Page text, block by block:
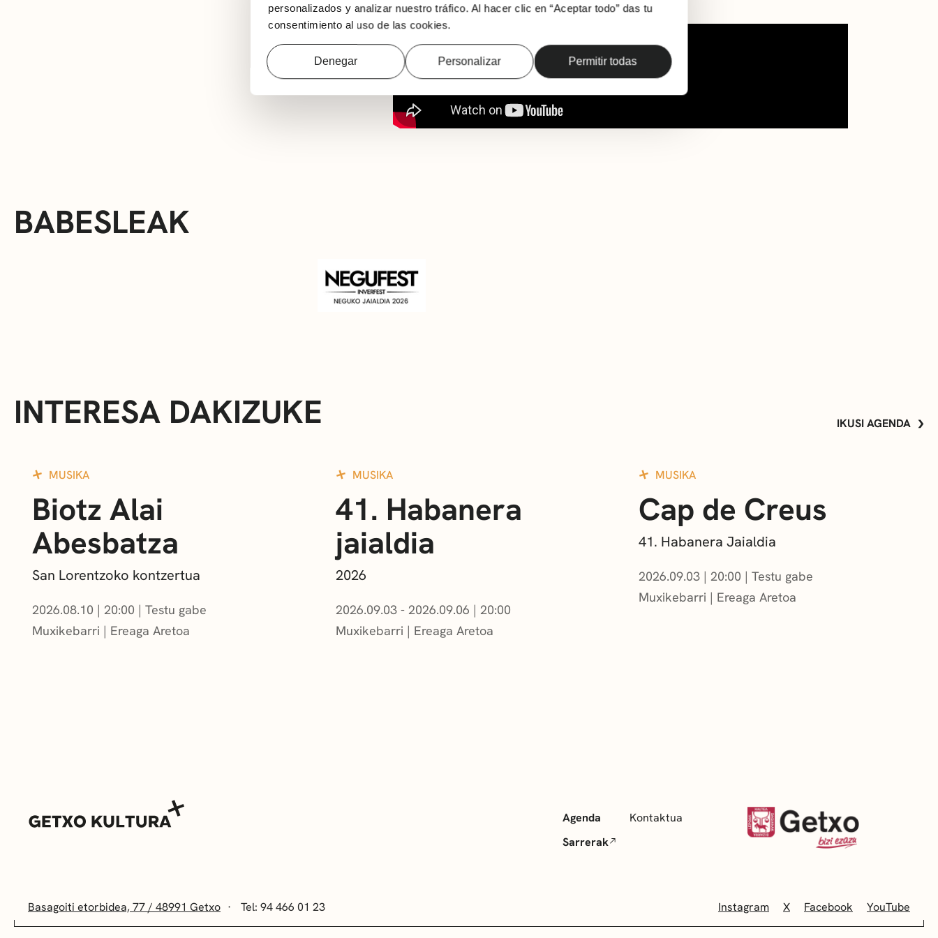
personalizados y analizar nuestro tráfico. Al hacer clic en “Aceptar todo” das tu
consentimiento al uso de las cookies.
Denegar Personalizar Permitir todas
BABESLEAK
INTERESA DAKIZUKE IKUSI AGENDA
MUSIKA
Biotz Alai
Abesbatza
San Lorentzoko kontzertua
2026.08.10 | 20:00
Testu gabe
Muxikebarri | Ereaga Aretoa
MUSIKA
41. Habanera
jaialdia
2026
2026.09.03 - 2026.09.06 | 20:00
Muxikebarri | Ereaga Aretoa
MUSIKA
Cap de Creus
41. Habanera Jaialdia
2026.09.03 | 20:00
Testu gabe
Muxikebarri | Ereaga Aretoa
Agenda
Sarrerak
Kontaktua
Basagoiti etorbidea, 77 / 48991 Getxo Tel: 94 466 01 23 Instagram X Facebook YouTube